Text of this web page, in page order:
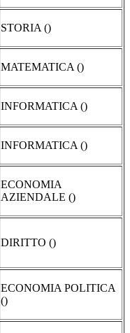
STORIA ()
MATEMATICA ()
INFORMATICA ()
INFORMATICA ()
ECONOMIA
AZIENDALE ()
DIRITTO ()
ECONOMIA POLITICA
()